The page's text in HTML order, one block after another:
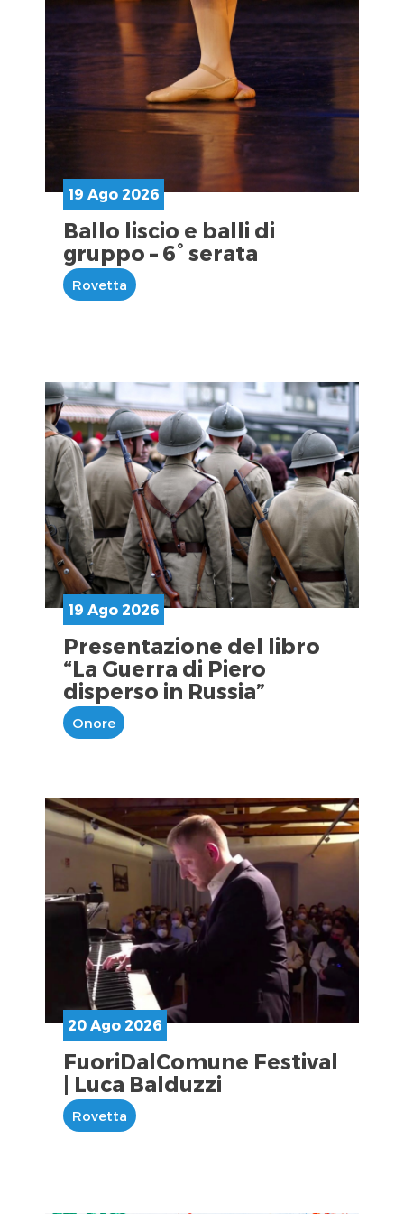
19 Ago 2026
Ballo liscio e balli di
gruppo – 6° serata
Rovetta
19 Ago 2026
Presentazione del libro
“La Guerra di Piero
disperso in Russia”
Onore
20 Ago 2026
FuoriDalComune Festival
| Luca Balduzzi
Rovetta